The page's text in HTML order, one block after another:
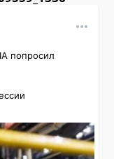
попросил